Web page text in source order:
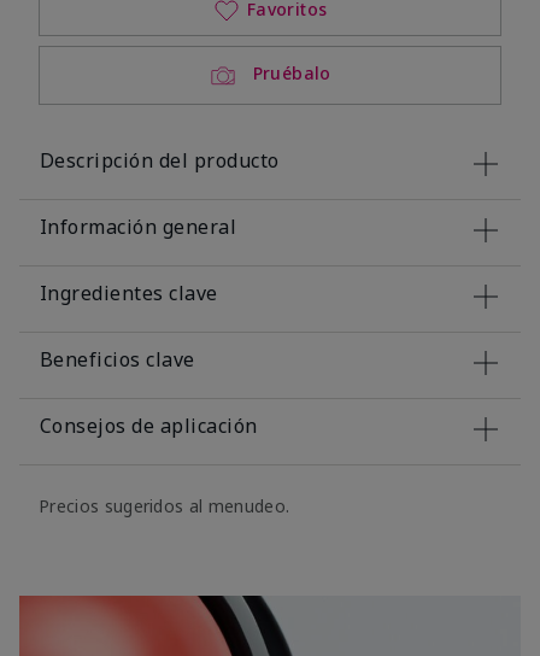
Pruébalo
Favoritos
Descripción del producto
Información general
Ingredientes clave
Beneficios clave
Consejos de aplicación
Precios sugeridos al menudeo.